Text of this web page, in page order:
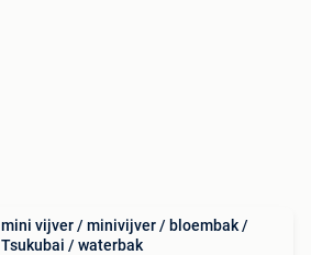
mini vijver / minivijver / bloembak /
Tsukubai / waterbak